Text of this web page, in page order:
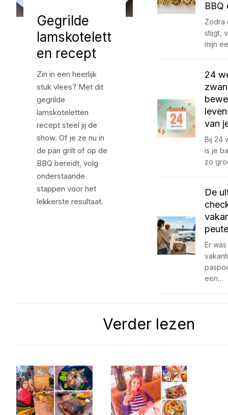
Gegrilde
lamskotelett
en recept
Zin in een heerlijk
stuk vlees? Met dit
gegrilde
lamskoteletten
recept steel jij de
show. Of je ze nu in
de pan grilt of op de
BBQ bereidt, volg
onderstaande
stappen voor het
lekkerste resultaat.
BBQ
Zodra
stijgt,
mijn
24
van
Bij 24
is je
zo
De
Er
een…
Verder lezen